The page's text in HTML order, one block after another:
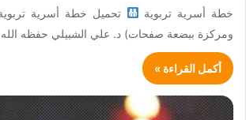
خطة أسرية تربوية
ومركزة ببضعة صفحات) د. علي الشبيلي حفظه الله
أكمل القراءة »